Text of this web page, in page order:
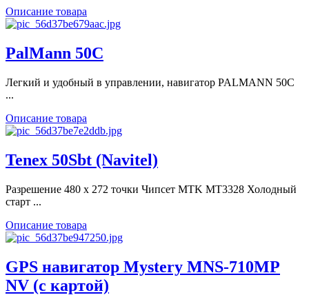
Описание товара
PalMann 50C
Легкий и удобный в управлении, навигатор PALMANN 50C
...
Описание товара
Tenex 50Sbt (Navitel)
Разрешение 480 х 272 точки Чипсет MTK MT3328 Холодный
старт ...
Описание товара
GPS навигатор Mystery MNS-710MP
NV (с картой)